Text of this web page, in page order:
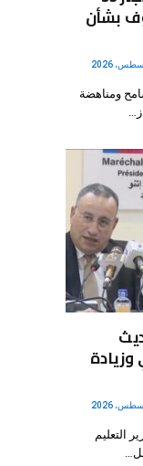
بشأن
ومناهضة
وزيادة
التعليم